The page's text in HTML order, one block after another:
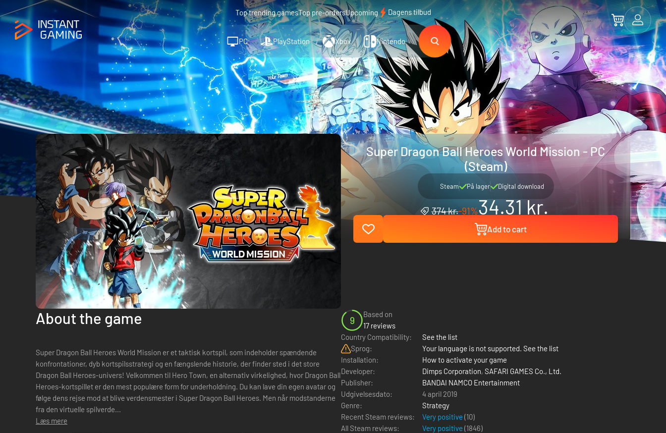
Top trending gamesTop pre-ordersUpcoming Dagens tilbud
PC PlayStation Xbox Nintendo
Super Dragon Ball Heroes World Mission - PC
(Steam)
Steam På lager Digital download
374 kr.-91%34.31 kr.
Add to cart
About the game
Super Dragon Ball Heroes World Mission er et taktisk kortspil, som indeholder spændende
konfrontationer, dyb kortspilsstrategi og en fængslende historie, der finder sted i det store
Dragon Ball Heroes-univers! Velkommen til Hero Town, en alternativ virkelighed, hvor Dragon Ball
Heroes-kortspillet er den mest populære form for underholdning. Du kan lave din egen avatar og
følge dens rejse mod at blive verdensmester i Super Dragon Ball Heroes. Men når modstanderne
fra den virtuelle spilverde...
Læs mere
9
Based on
17 reviews
Country Compatibility:
See the list
Sprog:
Your language is not supported. See the list
Installation:
How to activate your game
Developer:
Dimps Corporation, SAFARI GAMES Co., Ltd.
Publisher:
BANDAI NAMCO Entertainment
Udgivelsesdato:
4 april 2019
Genre:
Strategy
Recent Steam reviews:
Very positive (10)
All Steam reviews:
Very positive (1846)